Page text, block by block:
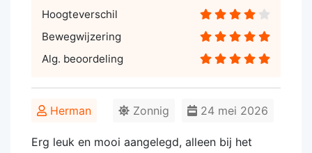
Hoogteverschil
Bewegwijzering
Alg. beoordeling
Herman 24 mei 2026
Zonnig
Erg leuk en mooi aangelegd, alleen bij het